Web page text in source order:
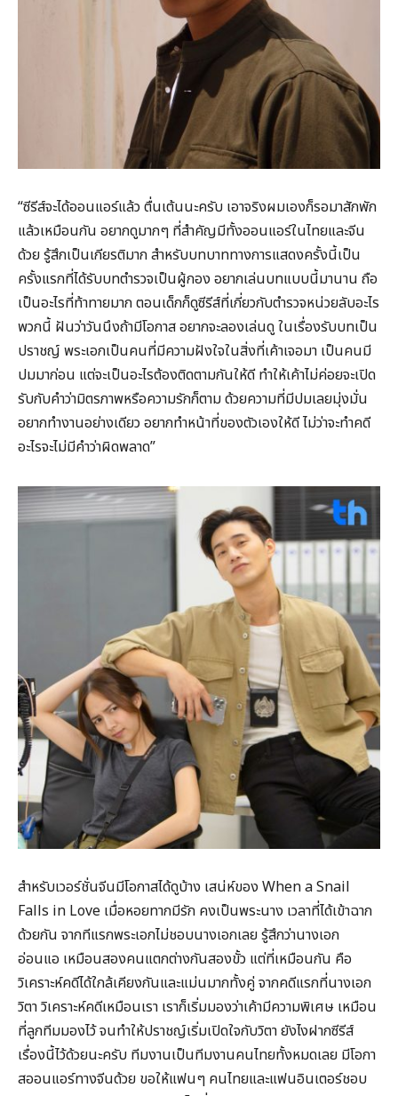
“ซีรีส์จะได้ออนแอร์แล้ว ตื่นเต้นนะครับ เอาจริงผมเองก็รอมาสักพัก
แล้วเหมือนกัน อยากดูมากๆ ที่สำคัญมีทั้งออนแอร์ในไทยและจีน
ด้วย รู้สึกเป็นเกียรติมาก สำหรับบทบาททางการแสดงครั้งนี้เป็น
ครั้งแรกที่ได้รับบทตำรวจเป็นผู้กอง อยากเล่นบทแบบนี้มานาน ถือ
เป็นอะไรที่ท้าทายมาก ตอนเด็กก็ดูซีรีส์ที่เกี่ยวกับตำรวจหน่วยลับอะไร
พวกนี้ ฝันว่าวันนึงถ้ามีโอกาส อยากจะลองเล่นดู ในเรื่องรับบทเป็น
ปราชญ์ พระเอกเป็นคนที่มีความฝังใจในสิ่งที่เค้าเจอมา เป็นคนมี
ปมมาก่อน แต่จะเป็นอะไรต้องติดตามกันให้ดี ทำให้เค้าไม่ค่อยจะเปิด
รับกับคำว่ามิตรภาพหรือความรักก็ตาม ด้วยความที่มีปมเลยมุ่งมั่น
อยากทำงานอย่างเดียว อยากทำหน้าที่ของตัวเองให้ดี ไม่ว่าจะทำคดี
อะไรจะไม่มีคำว่าผิดพลาด”
สำหรับเวอร์ชั่นจีนมีโอกาสได้ดูบ้าง เสน่ห์ของ When a Snail
Falls in Love เมื่อหอยทากมีรัก คงเป็นพระนาง เวลาที่ได้เข้าฉาก
ด้วยกัน จากทีแรกพระเอกไม่ชอบนางเอกเลย รู้สึกว่านางเอก
อ่อนแอ เหมือนสองคนแตกต่างกันสองขั้ว แต่ที่เหมือนกัน คือ
วิเคราะห์คดีได้ใกล้เคียงกันและแม่นมากทั้งคู่ จากคดีแรกที่นางเอก
วิตา วิเคราะห์คดีเหมือนเรา เราก็เริ่มมองว่าเค้ามีความพิเศษ เหมือน
ที่ลูกทีมมองไว้ จนทำให้ปราชญ์เริ่มเปิดใจกับวิตา ยังไงฝากซีรีส์
เรื่องนี้ไว้ด้วยนะครับ ทีมงานเป็นทีมงานคนไทยทั้งหมดเลย มีโอกา
สออนแอร์ทางจีนด้วย ขอให้แฟนๆ คนไทยและแฟนอินเตอร์ชอบ